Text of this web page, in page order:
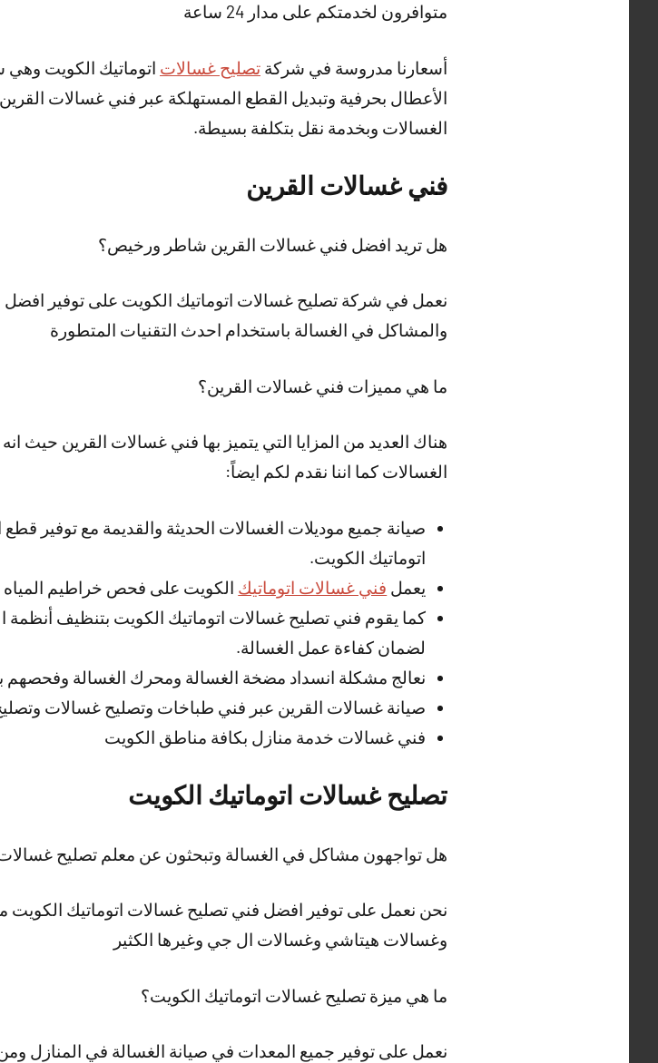
متوافرون لخدمتكم على مدار 24 ساعة
أسعارنا مدروسة في شركة تصليح غسالات اتوماتيك الكويت وهي
الأعطال بحرفية وتبديل القطع المستهلكة عبر فني غسالات
الغسالات وبخدمة نقل بتكلفة بسيطة.
فني غسالات القرين
هل تريد افضل فني غسالات القرين شاطر ورخيص؟
نعمل في شركة تصليح غسالات اتوماتيك الكويت على توفير افضل
والمشاكل في الغسالة باستخدام احدث التقنيات المتطورة
ما هي مميزات فني غسالات القرين؟
هناك العديد من المزايا التي يتميز بها فني غسالات القرين
الغسالات كما اننا نقدم لكم ايضاً:
صيانة جميع موديلات الغسالات الحديثة والقديمة مع توفير
اتوماتيك الكويت.
يعمل فني غسالات اتوماتيك الكويت على فحص خراطيم المياه
كما يقوم فني تصليح غسالات اتوماتيك الكويت بتنظيف أنظمة
لضمان كفاءة عمل الغسالة.
نعالج مشكلة انسداد مضخة الغسالة ومحرك الغسالة
صيانة غسالات القرين عبر فني طباخات وتصليح غسالات
فني غسالات خدمة منازل بكافة مناطق الكويت
تصليح غسالات اتوماتيك الكويت
هل تواجهون مشاكل في الغسالة وتبحثون عن معلم تصليح غسالات
نحن نعمل على توفير افضل فني تصليح غسالات اتوماتيك الكويت
وغسالات هيتاشي وغسالات ال جي وغيرها الكثير
ما هي ميزة تصليح غسالات اتوماتيك الكويت؟
نعمل على توفير جميع المعدات في صيانة الغسالة في المنازل ومن